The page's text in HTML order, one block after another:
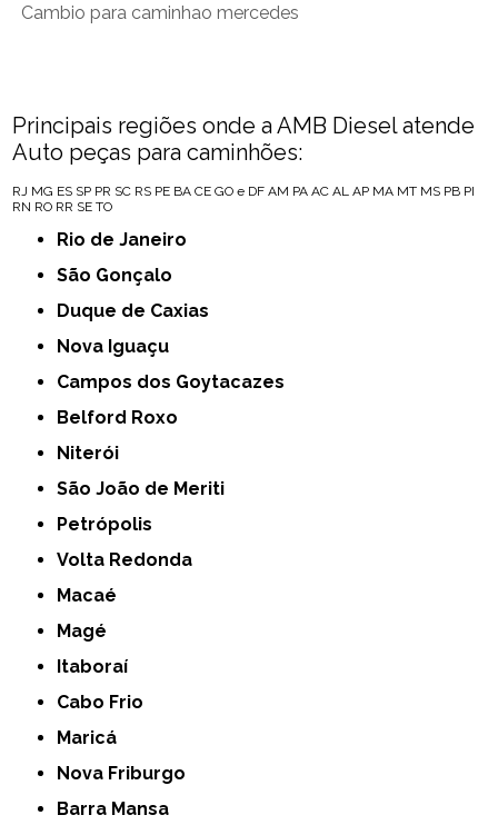
Cambio para caminhao mercedes
Principais regiões onde a AMB Diesel atende
Auto peças para caminhões:
RJ MG ES SP PR SC RS PE BA CE GO e DF AM PA AC AL AP MA MT MS PB PI
RN RO RR SE TO
Rio de Janeiro
São Gonçalo
Duque de Caxias
Nova Iguaçu
Campos dos Goytacazes
Belford Roxo
Niterói
São João de Meriti
Petrópolis
Volta Redonda
Macaé
Magé
Itaboraí
Cabo Frio
Maricá
Nova Friburgo
Barra Mansa